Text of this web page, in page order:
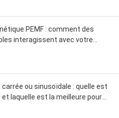
PEMF : comment des
interagissent avec votre
carrée ou sinusoïdale : quelle est
laquelle est la meilleure pour